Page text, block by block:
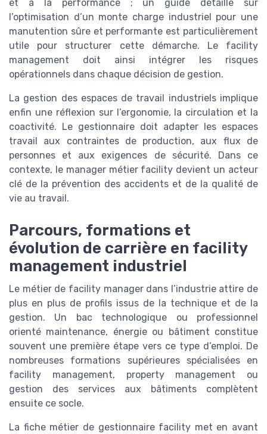
et à la performance ; un guide détaillé sur
l’optimisation d’un monte charge industriel pour une
manutention sûre et performante est particulièrement
utile pour structurer cette démarche. Le facility
management doit ainsi intégrer les risques
opérationnels dans chaque décision de gestion.
La gestion des espaces de travail industriels implique
enfin une réflexion sur l’ergonomie, la circulation et la
coactivité. Le gestionnaire doit adapter les espaces
travail aux contraintes de production, aux flux de
personnes et aux exigences de sécurité. Dans ce
contexte, le manager métier facility devient un acteur
clé de la prévention des accidents et de la qualité de
vie au travail.
Parcours, formations et
évolution de carrière en facility
management industriel
Le métier de facility manager dans l’industrie attire de
plus en plus de profils issus de la technique et de la
gestion. Un bac technologique ou professionnel
orienté maintenance, énergie ou bâtiment constitue
souvent une première étape vers ce type d’emploi. De
nombreuses formations supérieures spécialisées en
facility management, property management ou
gestion des services aux bâtiments complètent
ensuite ce socle.
La fiche métier de gestionnaire facility met en avant